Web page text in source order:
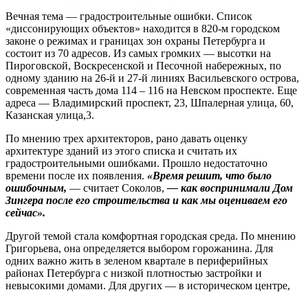
Вечная тема — градостроительные ошибки. Список
«диссонирующих объектов» находится в 820‑м городском
законе о режимах и границах зон охраны Петербурга и
состоит из 70 адресов. Из самых громких — высотки на
Пироговской, Воскресенской и Песочной набережных, по
одному зданию на 26‑й и 27-й линиях Васильевского острова,
современная часть дома 114 – 116 на Невском проспекте. Еще
адреса — Владимирский проспект, 23, Шпалерная улица, 60,
Казанская улица,3.
По мнению трех архитекторов, рано давать оценку
архитектуре зданий из этого списка и считать их
градостроительными ошибками. Прошло недостаточно
времени после их появления. «Время решит, что было
ошибочным, — считает Соколов,— как воспринимали Дом
Зингера после его строительства и как мы оцениваем его
сейчас».
Другой темой стала комфортная городская среда. По мнению
Григорьева, она определяется выбором горожанина. Для
одних важно жить в зеленом квартале в периферийных
районах Петербурга с низкой плотностью застройки и
невысокими домами. Для других — в историческом центре,